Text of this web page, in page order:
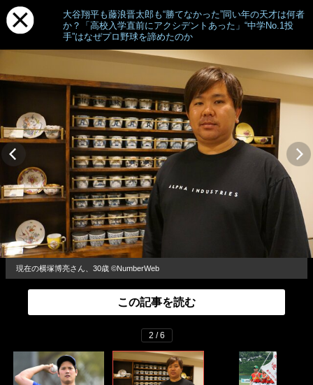
大谷翔平も藤浪晋太郎も“勝てなかった”同い年の天才は何者
か？「高校入学直前にアクシデントあった」“中学No.1投
手”はなぜプロ野球を諦めたのか
現在の横塚博亮さん、30歳 ©NumberWeb
この記事を読む
2 / 6